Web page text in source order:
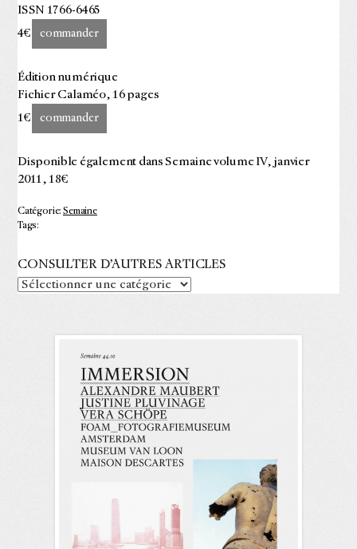
ISSN 1766-6465
4€
commander
Édition numérique
Fichier Calaméo, 16 pages
1€
commander
Disponible également dans Semaine volume IV, janvier
2011, 18€
Catégorie: Semaine
Tags:
CONSULTER D’AUTRES ARTICLES